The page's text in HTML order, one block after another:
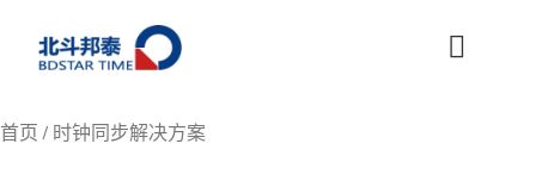
首页 / 时钟同步解决方案